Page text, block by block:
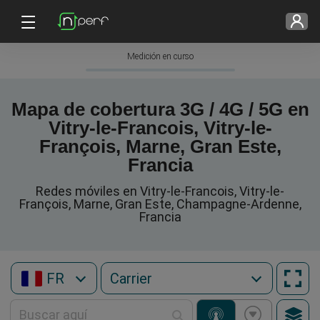
Medición en curso
Mapa de cobertura 3G / 4G / 5G en
Vitry-le-Francois, Vitry-le-
François, Marne, Gran Este,
Francia
Redes móviles en Vitry-le-Francois, Vitry-le-
François, Marne, Gran Este, Champagne-Ardenne,
Francia
FR